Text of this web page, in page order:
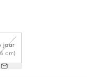
jaar
cm)